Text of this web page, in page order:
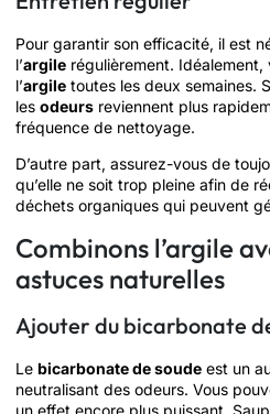
Pour garantir son efficacité, il est
l’argile régulièrement.
l’argile toutes les deux semaines.
les odeurs reviennent plus
fréquence de nettoyage.
D’autre part, assurez-vous de
qu’elle ne soit trop pleine afin de
déchets organiques qui peuvent
Combinons l’argile
astuces naturelles
Ajouter du bicarbonate
Le bicarbonate de soude est un
neutralisant des odeurs. Vous
un effet encore plus puissant.